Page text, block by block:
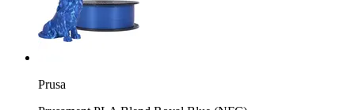
Prusa